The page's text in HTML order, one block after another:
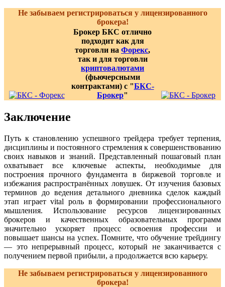
Не забываем регистрироваться у лицензированного
брокера!
Брокер БКС отлично
подходит как для
торговли на Форекс,
так и для торговли
криптовалютами
(фьючерсными
контрактами) с "БКС-
Брокер"
Заключение
Путь к становлению успешного трейдера требует терпения,
дисциплины и постоянного стремления к совершенствованию
своих навыков и знаний. Представленный пошаговый план
охватывает все ключевые аспекты, необходимые для
построения прочного фундамента в биржевой торговле и
избежания распространённых ловушек. От изучения базовых
терминов до ведения детального дневника сделок каждый
этап играет vital роль в формировании профессионального
мышления. Использование ресурсов лицензированных
брокеров и качественных образовательных программ
значительно ускоряет процесс освоения профессии и
повышает шансы на успех. Помните, что обучение трейдингу
— это непрерывный процесс, который не заканчивается с
получением первой прибыли, а продолжается всю карьеру.
Не забываем регистрироваться у лицензированного
брокера!